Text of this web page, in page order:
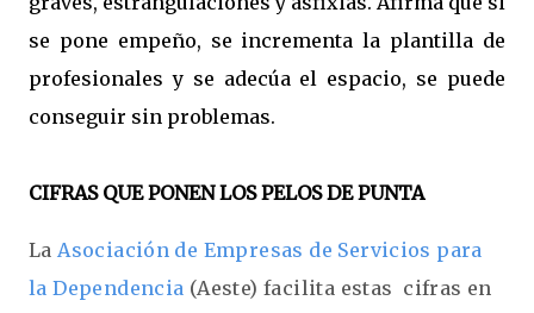
se pone empeño, se incrementa la plantilla de
profesionales y se adecúa el espacio, se puede
conseguir sin problemas.
CIFRAS QUE PONEN LOS PELOS DE PUNTA
LaAsociación de Empresas de Servicios para
la Dependencia (Aeste) facilita estas cifras en